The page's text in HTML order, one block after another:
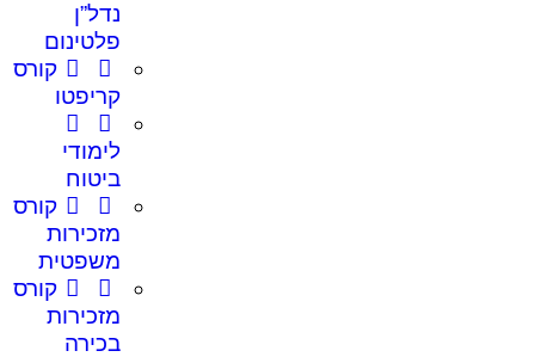
נדל”ן
פלטינום
קורס
קריפטו
לימודי
ביטוח
קורס
מזכירות
משפטית
קורס
מזכירות
בכירה